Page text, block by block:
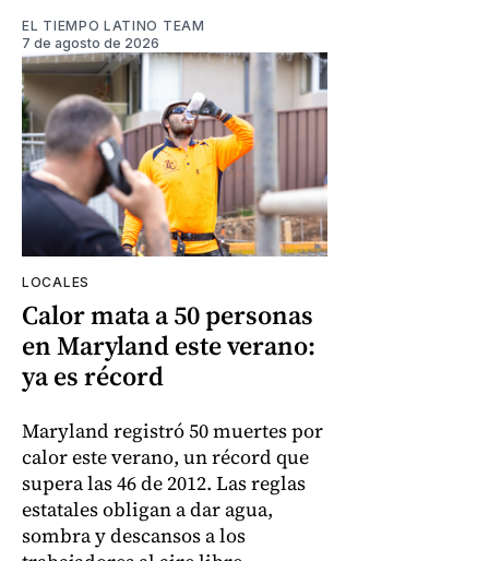
EL TIEMPO LATINO TEAM
7 de agosto de 2026
LOCALES
Calor mata a 50 personas
en Maryland este verano:
ya es récord
Maryland registró 50 muertes por
calor este verano, un récord que
supera las 46 de 2012. Las reglas
estatales obligan a dar agua,
sombra y descansos a los